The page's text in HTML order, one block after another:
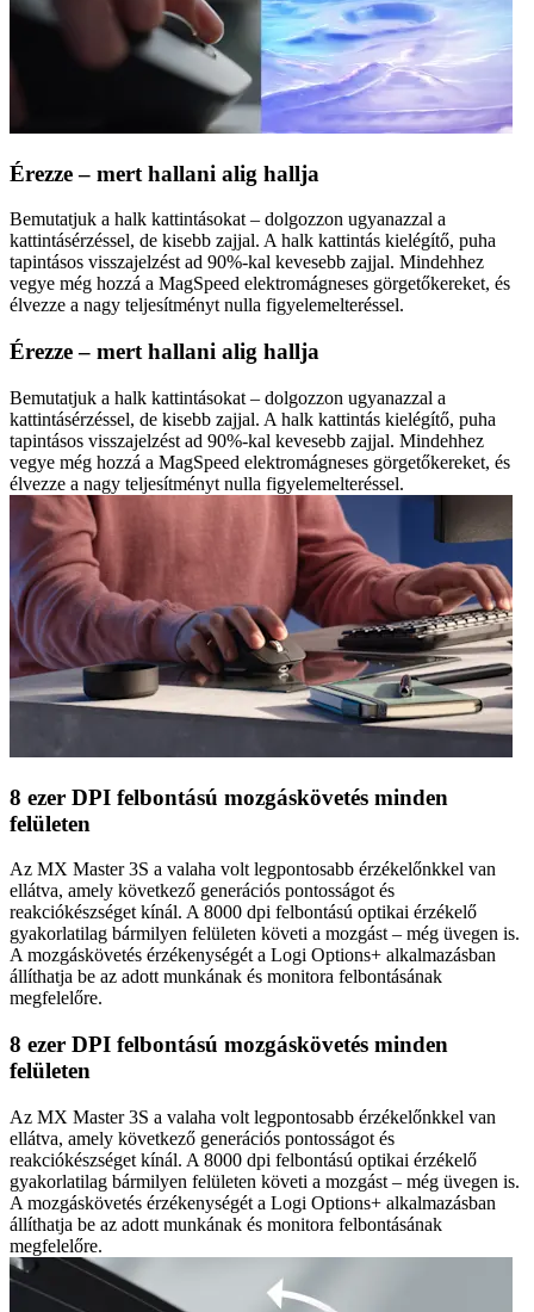
Érezze – mert hallani alig hallja
Bemutatjuk a halk kattintásokat – dolgozzon ugyanazzal a
kattintásérzéssel, de kisebb zajjal. A halk kattintás kielégítő, puha
tapintásos visszajelzést ad 90%-kal kevesebb zajjal. Mindehhez
vegye még hozzá a MagSpeed elektromágneses görgetőkereket, és
élvezze a nagy teljesítményt nulla figyelemelteréssel.
Érezze – mert hallani alig hallja
Bemutatjuk a halk kattintásokat – dolgozzon ugyanazzal a
kattintásérzéssel, de kisebb zajjal. A halk kattintás kielégítő, puha
tapintásos visszajelzést ad 90%-kal kevesebb zajjal. Mindehhez
vegye még hozzá a MagSpeed elektromágneses görgetőkereket, és
élvezze a nagy teljesítményt nulla figyelemelteréssel.
8 ezer DPI felbontású mozgáskövetés minden
felületen
Az MX Master 3S a valaha volt legpontosabb érzékelőnkkel van
ellátva, amely következő generációs pontosságot és
reakciókészséget kínál. A 8000 dpi felbontású optikai érzékelő
gyakorlatilag bármilyen felületen követi a mozgást – még üvegen is.
A mozgáskövetés érzékenységét a Logi Options+ alkalmazásban
állíthatja be az adott munkának és monitora felbontásának
megfelelőre.
8 ezer DPI felbontású mozgáskövetés minden
felületen
Az MX Master 3S a valaha volt legpontosabb érzékelőnkkel van
ellátva, amely következő generációs pontosságot és
reakciókészséget kínál. A 8000 dpi felbontású optikai érzékelő
gyakorlatilag bármilyen felületen követi a mozgást – még üvegen is.
A mozgáskövetés érzékenységét a Logi Options+ alkalmazásban
állíthatja be az adott munkának és monitora felbontásának
megfelelőre.